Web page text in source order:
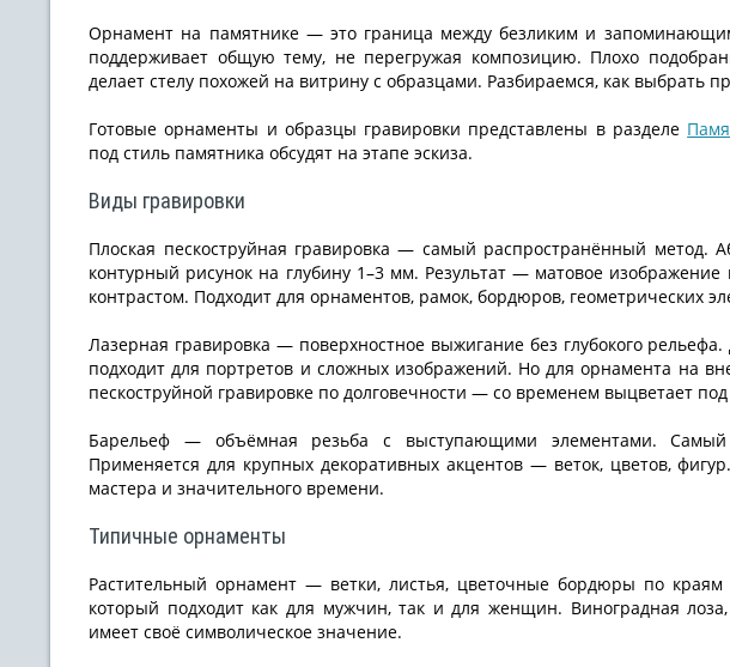
Орнамент на памятнике — это граница между безликим и
поддерживает общую тему, не перегружая композицию. Плохо
делает стелу похожей на витрину с образцами. Разбираемся, как выбрать
Готовые орнаменты и образцы гравировки представлены в разделе
под стиль памятника обсудят на этапе эскиза.
Виды гравировки
Плоская пескоструйная гравировка — самый распространённый метод.
контурный рисунок на глубину 1–3 мм. Результат — матовое
контрастом. Подходит для орнаментов, рамок, бордюров, геометрических
Лазерная гравировка — поверхностное выжигание без глубокого
подходит для портретов и сложных изображений. Но для орнамента на
пескоструйной гравировке по долговечности — со временем выцветает
Барельеф — объёмная резьба с выступающими элементами.
Применяется для крупных декоративных акцентов — веток, цветов,
мастера и значительного времени.
Типичные орнаменты
Растительный орнамент — ветки, листья, цветочные бордюры по
который подходит как для мужчин, так и для женщин. Виноградная
имеет своё символическое значение.